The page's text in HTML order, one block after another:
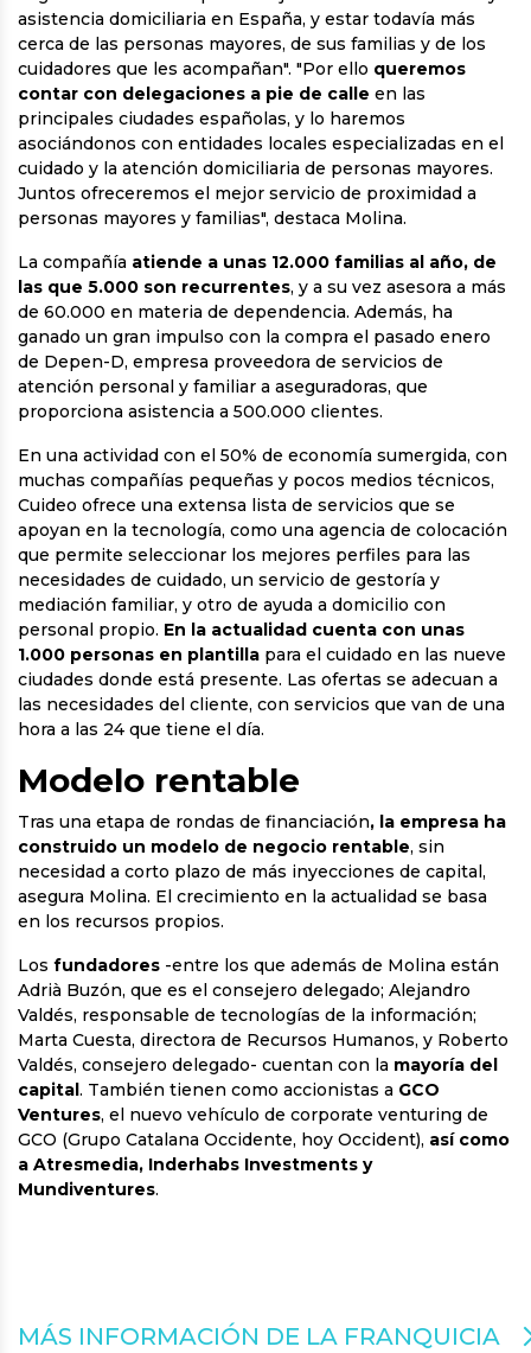
asistencia domiciliaria en España, y estar todavía más
cerca de las personas mayores, de sus familias y de los
cuidadores que les acompañan". "Por ello queremos
contar con delegaciones a pie de calle en las
principales ciudades españolas, y lo haremos
asociándonos con entidades locales especializadas en el
cuidado y la atención domiciliaria de personas mayores.
Juntos ofreceremos el mejor servicio de proximidad a
personas mayores y familias", destaca Molina.
La compañía atiende a unas 12.000 familias al año, de
las que 5.000 son recurrentes, y a su vez asesora a más
de 60.000 en materia de dependencia. Además, ha
ganado un gran impulso con la compra el pasado enero
de Depen-D, empresa proveedora de servicios de
atención personal y familiar a aseguradoras, que
proporciona asistencia a 500.000 clientes.
En una actividad con el 50% de economía sumergida, con
muchas compañías pequeñas y pocos medios técnicos,
Cuideo ofrece una extensa lista de servicios que se
apoyan en la tecnología, como una agencia de colocación
que permite seleccionar los mejores perfiles para las
necesidades de cuidado, un servicio de gestoría y
mediación familiar, y otro de ayuda a domicilio con
personal propio. En la actualidad cuenta con unas
1.000 personas en plantilla para el cuidado en las nueve
ciudades donde está presente. Las ofertas se adecuan a
las necesidades del cliente, con servicios que van de una
hora a las 24 que tiene el día.
Modelo rentable
Tras una etapa de rondas de financiación, la empresa ha
construido un modelo de negocio rentable, sin
necesidad a corto plazo de más inyecciones de capital,
asegura Molina. El crecimiento en la actualidad se basa
en los recursos propios.
Los fundadores -entre los que además de Molina están
Adrià Buzón, que es el consejero delegado; Alejandro
Valdés, responsable de tecnologías de la información;
Marta Cuesta, directora de Recursos Humanos, y Roberto
Valdés, consejero delegado- cuentan con la mayoría del
capital. También tienen como accionistas a GCO
Ventures, el nuevo vehículo de corporate venturing de
GCO (Grupo Catalana Occidente, hoy Occident), así como
a Atresmedia, Inderhabs Investments y
Mundiventures.
MÁS INFORMACIÓN DE LA FRANQUICIA